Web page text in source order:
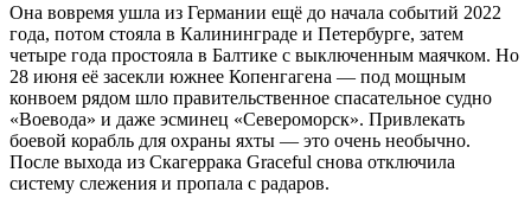
Она вовремя ушла из Германии ещё до начала событий 2022
года, потом стояла в Калининграде и Петербурге, затем
четыре года простояла в Балтике с выключенным маячком. Но
28 июня её засекли южнее Копенгагена — под мощным
конвоем рядом шло правительственное спасательное судно
«Воевода» и даже эсминец «Североморск». Привлекать
боевой корабль для охраны яхты — это очень необычно.
После выхода из Скагеррака Graceful снова отключила
систему слежения и пропала с радаров.